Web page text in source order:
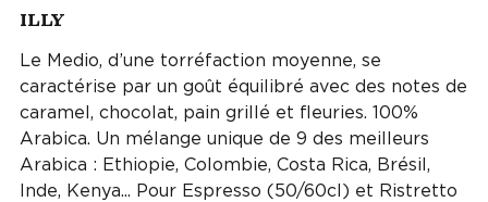
ILLY
Le Medio, d’une torréfaction moyenne, se
caractérise par un goût équilibré avec des notes de
caramel, chocolat, pain grillé et fleuries. 100%
Arabica. Un mélange unique de 9 des meilleurs
Arabica : Ethiopie, Colombie, Costa Rica, Brésil,
Inde, Kenya... Pour Espresso (50/60cl) et Ristretto